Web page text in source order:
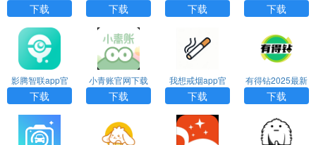
方下载
下载
官网下载
下载 下载
下载
下载
影腾智联app官
方下载
下载
小青账官网下载
下载
我想戒烟app官
方下载
下载
有得钻2025最新
版下载
下载